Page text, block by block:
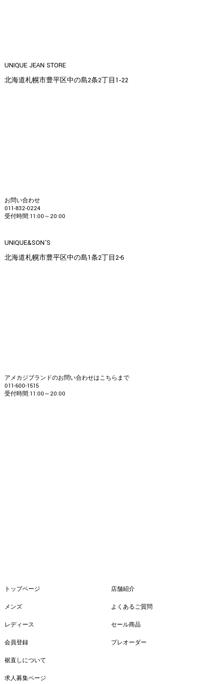
UNIQUE JEAN STORE
北海道札幌市豊平区中の島2条2丁目1‐22
お問い合わせ
011-832-0224
受付時間:11:00～20:00
UNIQUE&SON'S
北海道札幌市豊平区中の島1条2丁目2-6
アメカジブランドのお問い合わせはこちらまで
011-600-1515
受付時間:11:00～20:00
トップページ
メンズ
レディース
会員登録
裾直しについて
求人募集ページ
店舗紹介
よくあるご質問
セール商品
プレオーダー